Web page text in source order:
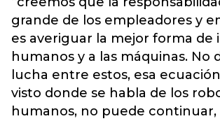
grande de los empleadores y
es averiguar la mejor forma de
humanos y a las máquinas. No
lucha entre estos, esa
visto donde se habla de los
humanos, no puede continuar,